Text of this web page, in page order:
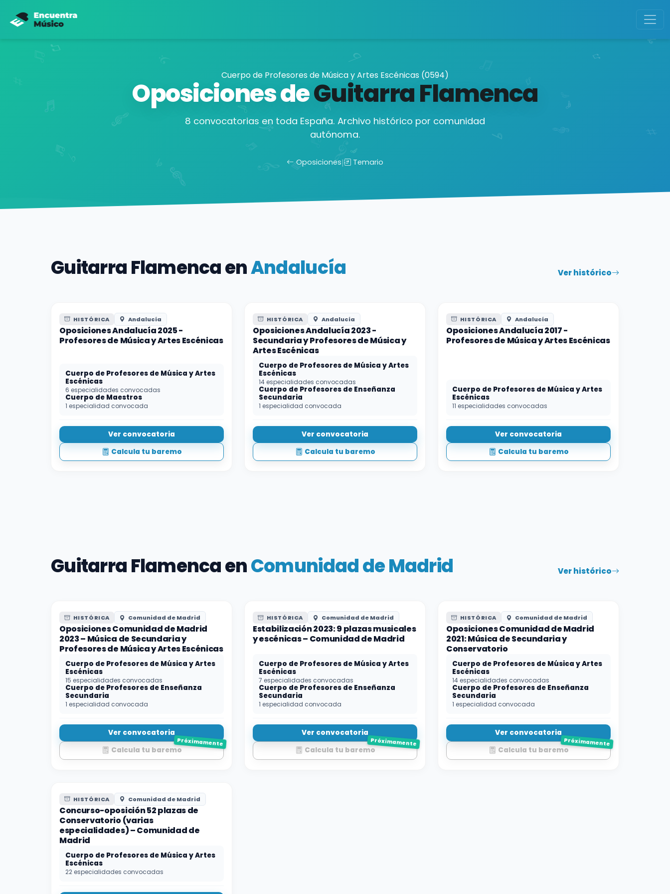
Cuerpo de Profesores de Música y Artes Escénicas (0594)
Oposiciones deGuitarra Flamenca
8 convocatorias en toda España. Archivo histórico por comunidad
autónoma.
Oposiciones| Temario
Guitarra Flamenca enAndalucía Ver histórico
HISTÓRICA Andalucía
Oposiciones Andalucía 2025 -
Profesores de Música y Artes Escénicas
Cuerpo de Profesores de Música y Artes
Escénicas
6 especialidades convocadas
Cuerpo de Maestros
1 especialidad convocada
Ver convocatoria
Calcula tu baremo
HISTÓRICA Andalucía
Oposiciones Andalucía 2023 -
Secundaria y Profesores de Música y
Artes Escénicas
Cuerpo de Profesores de Música y Artes
Escénicas
14 especialidades convocadas
Cuerpo de Profesores de Enseñanza
Secundaria
1 especialidad convocada
Ver convocatoria
Calcula tu baremo
HISTÓRICA Andalucía
Oposiciones Andalucía 2017 -
Profesores de Música y Artes Escénicas
Cuerpo de Profesores de Música y Artes
Escénicas
11 especialidades convocadas
Ver convocatoria
Calcula tu baremo
Guitarra Flamenca enComunidad de Madrid Ver histórico
HISTÓRICA Comunidad de Madrid
Oposiciones Comunidad de Madrid
2023 – Música de Secundaria y
Profesores de Música y Artes Escénicas
Cuerpo de Profesores de Música y Artes
Escénicas
15 especialidades convocadas
Cuerpo de Profesores de Enseñanza
Secundaria
1 especialidad convocada
Ver convocatoria
Calcula tu baremo
Próximamente
HISTÓRICA Comunidad de Madrid
Estabilización 2023: 9 plazas musicales
y escénicas – Comunidad de Madrid
Cuerpo de Profesores de Música y Artes
Escénicas
7 especialidades convocadas
Cuerpo de Profesores de Enseñanza
Secundaria
1 especialidad convocada
Ver convocatoria
Calcula tu baremo
Próximamente
HISTÓRICA Comunidad de Madrid
Oposiciones Comunidad de Madrid
2021: Música de Secundaria y
Conservatorio
Cuerpo de Profesores de Música y Artes
Escénicas
14 especialidades convocadas
Cuerpo de Profesores de Enseñanza
Secundaria
1 especialidad convocada
Ver convocatoria
Calcula tu baremo
Próximamente
HISTÓRICA Comunidad de Madrid
Concurso-oposición 52 plazas de
Conservatorio (varias
especialidades) – Comunidad de
Madrid
Cuerpo de Profesores de Música y Artes
Escénicas
22 especialidades convocadas